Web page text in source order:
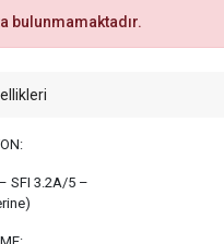
bulunmamaktadır.
SFI 3.2A/5 –